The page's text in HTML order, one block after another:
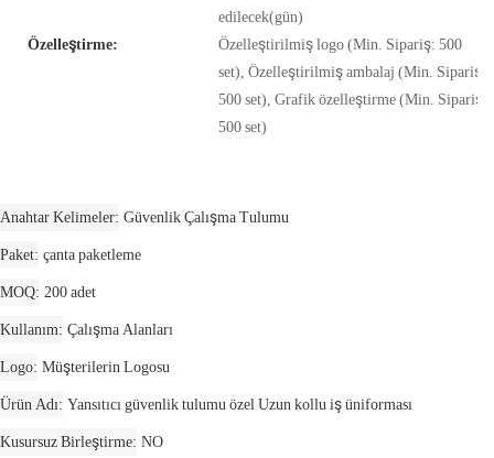
edilecek(gün)
Özelleştirme:
Özelleştirilmiş logo (Min. Sipariş: 500
set), Özelleştirilmiş ambalaj (Min. Sipariş:
500 set), Grafik özelleştirme (Min. Sipariş:
500 set)
Anahtar Kelimeler Güvenlik Çalışma Tulumu
Paket çanta paketleme
MOQ 200 adet
Kullanım Çalışma Alanları
Logo Müşterilerin Logosu
Ürün Adı Yansıtıcı güvenlik tulumu özel Uzun kollu iş üniforması
Kusursuz Birleştirme NO